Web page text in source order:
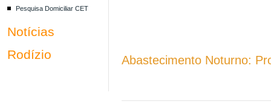
Pesquisa Domiciliar CET
Notícias
Rodízio
Abastecimento Noturno: